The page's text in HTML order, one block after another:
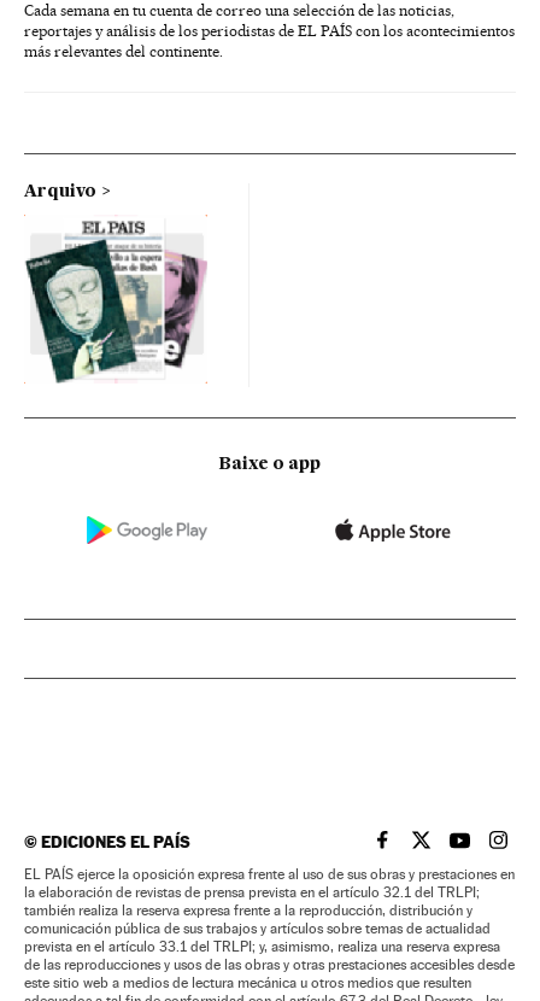
Cada semana en tu cuenta de correo una selección de las noticias,
reportajes y análisis de los periodistas de EL PAÍS con los acontecimientos
más relevantes del continente.
Arquivo
Baixe o app
©EDICIONES EL PAÍS EL PAÍS BRASIL EN
EL PAÍSEL PAÍS
EL
EL PAÍS ejerce la oposición expresa frente al uso de sus obras y prestaciones en
la elaboración de revistas de prensa prevista en el artículo 32.1 del TRLPI;
también realiza la reserva expresa frente a la reproducción, distribución y
comunicación pública de sus trabajos y artículos sobre temas de actualidad
prevista en el artículo 33.1 del TRLPI; y, asimismo, realiza una reserva expresa
de las reproducciones y usos de las obras y otras prestaciones accesibles desde
este sitio web a medios de lectura mecánica u otros medios que resulten